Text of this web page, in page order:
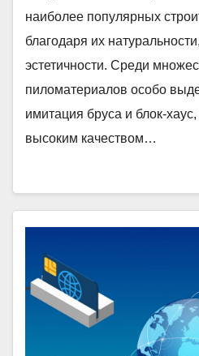
наиболее популярных
благодаря их
эстетичности. Среди
пиломатериалов особо
имитация бруса и блок-
высоким качеством…